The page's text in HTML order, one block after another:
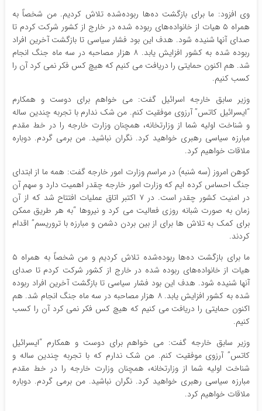
وی افزود: ما برای بازگشت ده‌ها ربوده‌شده تلاش کردیم. من شخصاً به
همراه ۵ هیات از خانواده‌های ربوده شده در خارج از کشور شرکت کردم تا
صدای آنها شنیده شود. هدف این بود فشار سیاسی تا بازگشت آخرین افراد
ربوده شده به کشور افزایش یابد. ۸ هزار مصاحبه در سه ماه جنگ انجام
شد. هم اکنون حمایتی را دریافت می کنیم که هیچ کس فکر نمی کرد آن را
کسب کنیم.
وزیر سابق خارجه اسرائیل گفت: می خواهم برای دوست و همکارم
“ایسرائیل کاتس” آرزوی موفقیت کنم. من شک ندارم با تجربه چندین ساله
و شناخت اولیه شما از وزارتخانه، همچنان وزارت خارجه را در خط مقدم
مبارزه سیاسی رهبری خواهید کرد. نگران نباشید. من برمی گردم. دوباره
ملاقات خواهیم کرد.
کوهن امروز (سه شنبه) در مراسم وزارت امور خارجه گفت: همه ما از ابتدای
جنگ احساس کرده ایم که وزارت امور خارجه چقدر اهمیت دارد و سهم آن
در امنیت کشور چقدر است. در ۷ اکتبر اتاق عملیات افتتاح شد که از آن
زمان به صورت شبانه روزی فعالیت می کرد و نیروها “به هر طریق ممکن
برای کمک به تلاش ها برای از بین بردن دشمن و مبارزه با تروریسم” اقدام
کردند.
ما برای بازگشت ده‌ها ربوده‌شده تلاش کردیم و من شخصاً به همراه ۵
هیات از خانواده‌های ربوده شده در خارج از کشور شرکت کردم تا صدای
آنها شنیده شود. هدف این بود فشار سیاسی تا بازگشت آخرین افراد ربوده
شده به کشور افزایش یابد. ۸ هزار مصاحبه در سه ماه جنگ انجام شد. هم
اکنون حمایتی را دریافت می کنیم که هیچ کس فکر نمی کرد آن را کسب
کنیم.
وزیر سابق خارجه گفت: می خواهم برای دوست و همکارم “ایسرائیل
کاتس” آرزوی موفقیت کنم. من شک ندارم که با تجربه چندین ساله و
شناخت اولیه شما از وزارتخانه، همچنان وزارت خارجه را در خط مقدم
مبارزه سیاسی رهبری خواهید کرد. نگران نباشید. من برمی گردم. دوباره
ملاقات خواهیم کرد.